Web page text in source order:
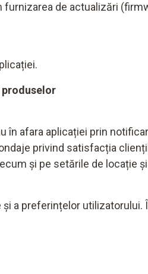
de actualizări
afara aplicației prin
privind satisfacția
și pe setările de locație
a preferințelor utilizatorului.